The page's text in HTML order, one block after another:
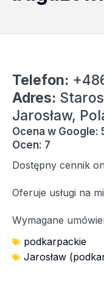
Telefon:
Adres:
Jarosław,
Ocena w Google:
Ocen: 7
Dostępny cennik
Oferuje usługi na
Wymagane
podkarpackie
Jarosław